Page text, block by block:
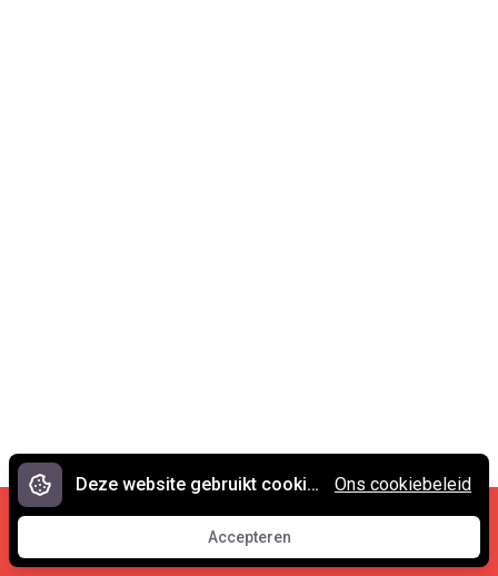
Cookies en privacy •
Contact
© 2007 - 2026 Spreekwoorden.nl
Deze website gebruikt cookies.
Accepteren
Accepteren
Ons cookiebeleid